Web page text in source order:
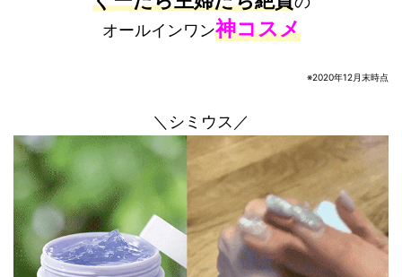
オールインワン神コスメ
※2020年12月末時点
＼シミウス／